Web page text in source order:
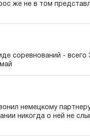
же не в том
соревнований -
немецкому
никогда о ней не